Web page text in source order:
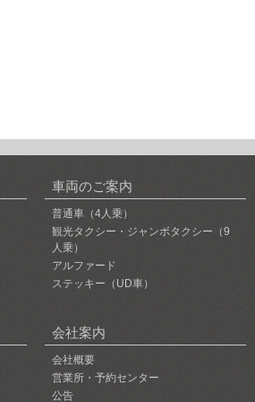
車両のご案内
普通車（4人乗）
観光タクシー・ジャンボタクシー（9
人乗）
アルファード
ステッキー（UD車）
会社案内
会社概要
営業所・予約センター
公告